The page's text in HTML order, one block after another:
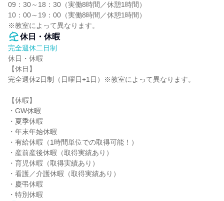
09：30～18：30（実働8時間／休憩1時間）
10：00～19：00（実働8時間／休憩1時間）
※教室によって異なります。
休日・休暇
完全週休二日制
休日・休暇
【休日】
完全週休2日制（日曜日+1日）※教室によって異なります。
【休暇】
・GW休暇
・夏季休暇
・年末年始休暇
・有給休暇（1時間単位での取得可能！）
・産前産後休暇（取得実績あり）
・育児休暇（取得実績あり）
・看護／介護休暇（取得実績あり）
・慶弔休暇
・特別休暇